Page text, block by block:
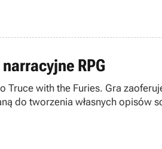
RPG
with the Furies. Gra
do tworzenia własnych opisów